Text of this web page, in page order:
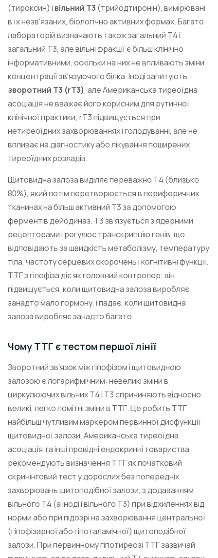
(тироксин) і вільний Т3 (трийодтиронін), вимірювані
в їх незв'язаних, біологічно активних формах. Багато
лабораторій визначають також загальний Т4 і
загальний Т3, але вільні фракції є більш клінічно
інформативними, оскільки на них не впливають зміни
концентрації зв'язуючого білка. Іноді запитують
зворотний Т3 (rT3), але Американська тиреоїдна
асоціація не вважає його корисним для рутинної
клінічної практики; rT3 підвищується при
нетиреоїдних захворюваннях і голодуванні, але не
впливає на діагностику або лікування поширених
тиреоїдних розладів.
Щитовидна залоза виділяє переважно Т4 (близько
80%), який потім перетворюється в периферичних
тканинах на більш активний Т3 за допомогою
ферментів дейодиназ. Т3 зв'язується з ядерними
рецепторами і регулює транскрипцію генів, що
відповідають за швидкість метаболізму, температуру
тіла, частоту серцевих скорочень і когнітивні функції.
ТТГ з гіпофіза діє як головний контролер: він
підвищується, коли щитовидна залоза виробляє
занадто мало гормону, і падає, коли щитовидна
залоза виробляє занадто багато.
Чому ТТГ є тестом першої лінії
Зворотний зв'язок між гіпофізом і щитовидною
залозою є логарифмічним: невеликі зміни в
циркулюючих вільних Т4 і Т3 спричиняють відносно
великі, легко помітні зміни в ТТГ. Це робить ТТГ
найбільш чутливим маркером первинної дисфункції
щитовидної залози. Американська тиреоїдна
асоціація та інші провідні ендокринні товариства
рекомендують визначення ТТГ як початковий
скринінговий тест у дорослих без попередніх
захворювань щитоподібної залози, з додаванням
вільного Т4 (а іноді і вільного Т3) при відхиленнях від
норми або при підозрі на захворювання центральної
(гіпофізарної або гіпоталамічної) щитоподібної
залози. При первинному гіпотиреозі ТТГ зазвичай